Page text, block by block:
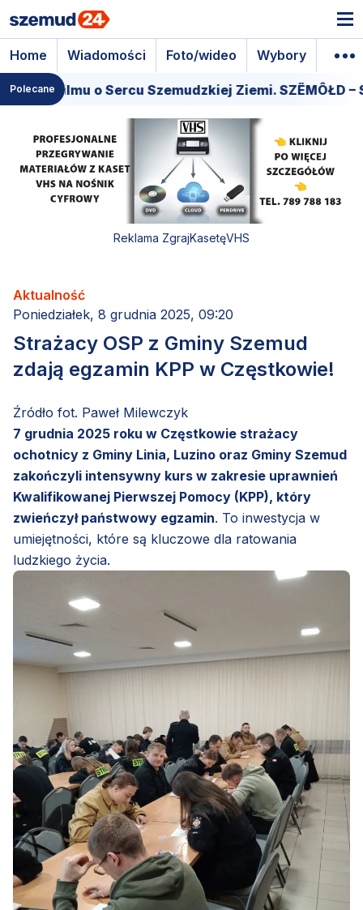
Home Wiadomości Foto/wideo Wybory
Polecane
filmu o Sercu Szemudzkiej Ziemi. SZËMÔŁD –
Reklama ZgrajKasetęVHS
Aktualność
Poniedziałek, 8 grudnia 2025, 09:20
Strażacy OSP z Gminy Szemud
zdają egzamin KPP w Częstkowie!
Źródło fot. Paweł Milewczyk
7 grudnia 2025 roku w Częstkowie strażacy
ochotnicy z Gminy Linia, Luzino oraz Gminy Szemud
zakończyli intensywny kurs w zakresie uprawnień
Kwalifikowanej Pierwszej Pomocy (KPP), który
zwieńczył państwowy egzamin. To inwestycja w
umiejętności, które są kluczowe dla ratowania
ludzkiego życia.